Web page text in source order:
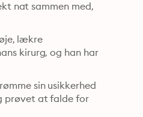
nat sammen med,
lækre
kirurg, og han har
sin usikkerhed
prøvet at falde for